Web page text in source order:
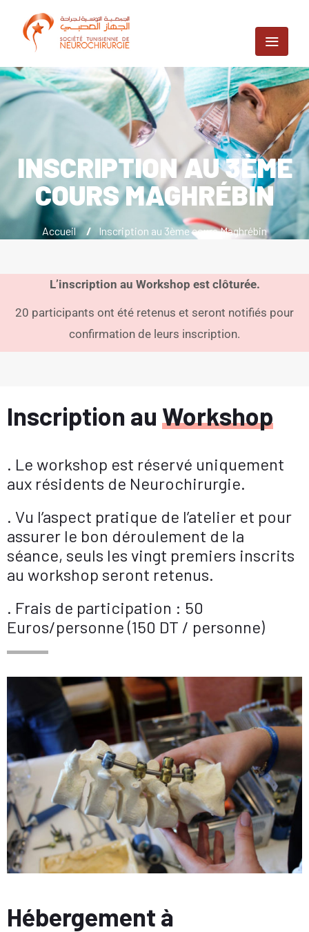
INSCRIPTION AU 3ÈME
COURS MAGHRÉBIN
Accueil / Inscription au 3ème cours Maghrébin
L’inscription au Workshop est clôturée.
20 participants ont été retenus et seront notifiés pour
confirmation de leurs inscription.
Inscription au Workshop
. Le workshop est réservé uniquement
aux résidents de Neurochirurgie.
. Vu l’aspect pratique de l’atelier et pour
assurer le bon déroulement de la
séance, seuls les vingt premiers inscrits
au workshop seront retenus.
. Frais de participation : 50
Euros/personne (150 DT / personne)
Hébergement à